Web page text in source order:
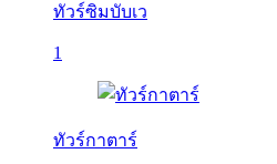
ทัวร์ซิมบับเว
1
ทัวร์กาตาร์